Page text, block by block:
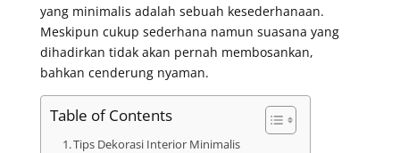
yang minimalis adalah sebuah kesederhanaan.
Meskipun cukup sederhana namun suasana yang
dihadirkan tidak akan pernah membosankan,
bahkan cenderung nyaman.
Table of Contents
Tips Dekorasi Interior Minimalis